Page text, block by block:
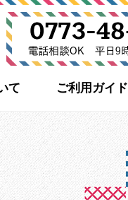
て ご利用ガイド